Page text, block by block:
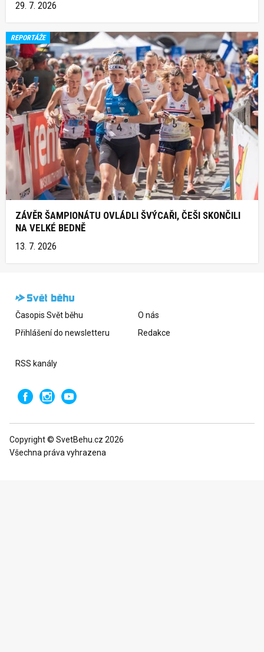
29. 7. 2026
REPORTÁŽE
ZÁVĚR ŠAMPIONÁTU OVLÁDLI ŠVÝCAŘI, ČEŠI SKONČILI
NA VELKÉ BEDNĚ
13. 7. 2026
Časopis Svět běhu
Přihlášení do newsletteru
O nás
Redakce
RSS kanály
Copyright © SvetBehu.cz 2026
Všechna práva vyhrazena